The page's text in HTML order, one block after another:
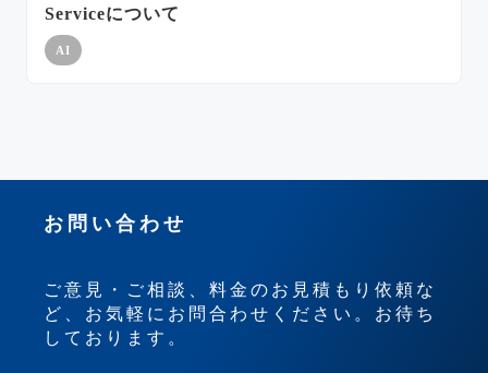
Serviceについて
AI
お問い合わせ
ご意見・ご相談、料金のお見積もり依頼な
ど、お気軽にお問合わせください。お待ち
しております。